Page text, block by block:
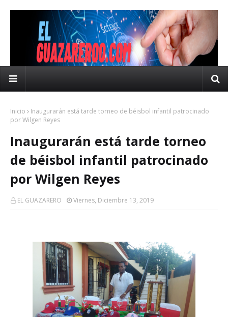
Inicio
Inaugurarán está tarde torneo de béisbol infantil patrocinado
por Wilgen Reyes
Inaugurarán está tarde torneo
de béisbol infantil patrocinado
por Wilgen Reyes
EL GUAZARERO Viernes, Diciembre 13, 2019